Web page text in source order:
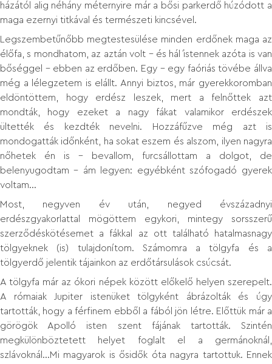
házától alig néhány méternyire már a bősi parkerdő húzódott a
maga ezernyi titkával és természeti kincsével.
Legszembetűnőbb megtestesülése minden erdőnek maga az
élőfa, s mondhatom, az aztán volt – és hál´ istennek azóta is van
bőséggel – ebben az erdőben. Egy – egy faóriás tövébe állva
még a lélegzetem is elállt. Annyi biztos, már gyerekkoromban
eldöntöttem, hogy erdész leszek, mert a felnőttek azt
mondták, hogy ezeket a nagy fákat valamikor erdészek
ültették és kezdték nevelni. Hozzáfűzve még azt is
mondogatták időnként, ha sokat eszem és alszom, ilyen nagyra
nőhetek én is – bevallom, furcsállottam a dolgot, de
belenyugodtam – ám legyen: egyébként szófogadó gyerek
voltam...
Most, negyven év után, negyed évszázadnyi
erdészgyakorlattal mögöttem egykori, mintegy sorsszerű
szerződéskötésemet a fákkal az ott található hatalmasnagy
tölgyeknek (is) tulajdonítom. Számomra a tölgyfa és a
tölgyerdő jelentik tájainkon az erdőtársulások csúcsát.
A tölgyfa már az ókori népek között előkelő helyen szerepelt.
A rómaiak Jupiter istenüket tölgyként ábrázolták és úgy
tartották, hogy a férfinem ebből a fából jön létre. Előttük már a
görögök Apolló isten szent fájának tartották. Szintén
megkülönböztetett helyet foglalt el a germánoknál,
szlávoknál...Mi magyarok is ősidők óta nagyra tartottuk. Ennek